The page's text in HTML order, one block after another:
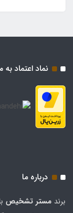
نماد اعتماد به
درباره ما
برند مستر تشخيص